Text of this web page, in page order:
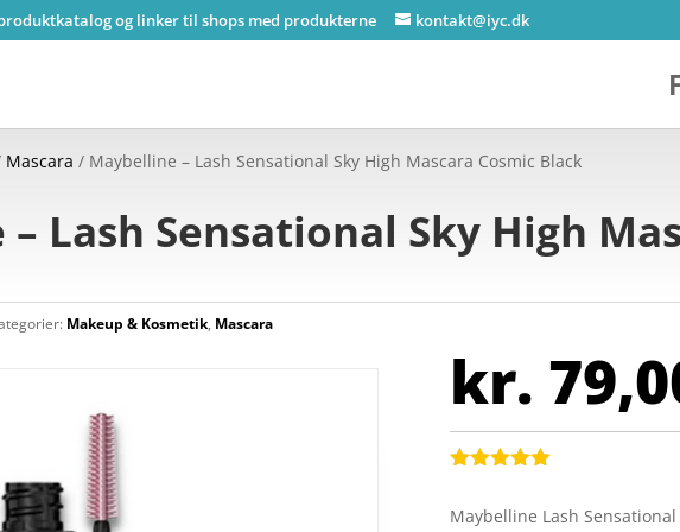
produktkatalog og linker til shops med produkterne kontakt@iyc.dk
Mascara / Maybelline – Lash Sensational Sky High Mascara Cosmic Black
Lash Sensational Sky High
Makeup & Kosmetik, Mascara
kr.
af 5
Maybelline Lash